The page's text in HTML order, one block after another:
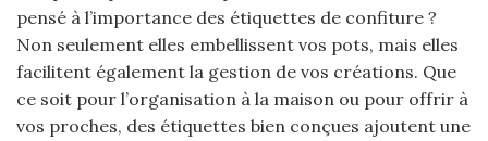
pensé à l’importance des étiquettes de confiture ?
Non seulement elles embellissent vos pots, mais elles
facilitent également la gestion de vos créations. Que
ce soit pour l’organisation à la maison ou pour offrir à
vos proches, des étiquettes bien conçues ajoutent une